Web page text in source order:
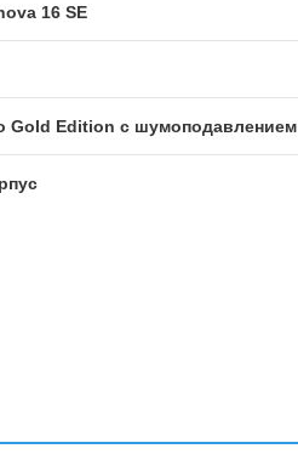
16 SE
Gold Edition с шумоподавлением